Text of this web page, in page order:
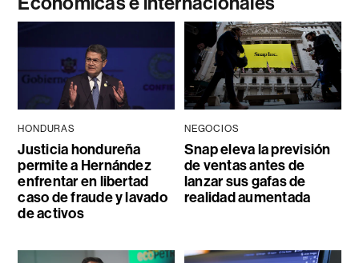
HONDURAS
Justicia hondureña
permite a Hernández
enfrentar en libertad
caso de fraude y lavado
de activos
NEGOCIOS
Snap eleva la previsión
de ventas antes de
lanzar sus gafas de
realidad aumentada